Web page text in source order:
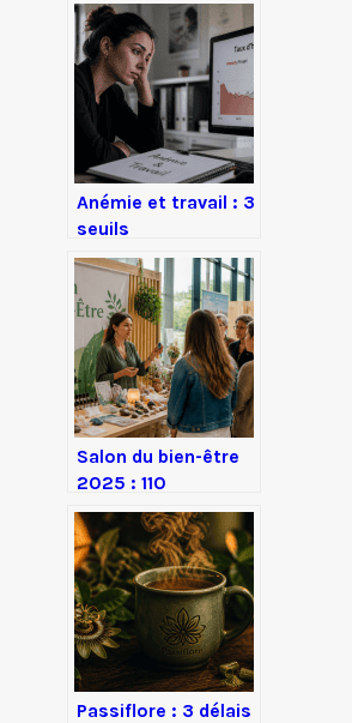
Anémie et travail : 3
seuils
d’hémoglobine pour
évaluer votre
aptitude
professionnelle
Salon du bien-être
2025 : 110
exposants, 40
conférences et une
méthode pour
transformer votre
quotidien
Passiflore : 3 délais